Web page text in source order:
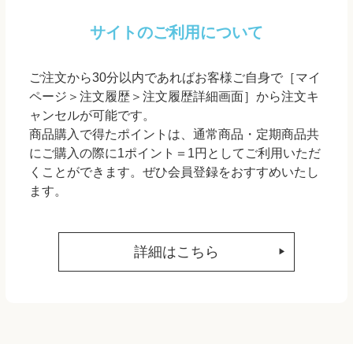
サイトのご利用について
ご注文から30分以内であればお客様ご自身で［マイ
ページ＞注文履歴＞注文履歴詳細画面］から注文キ
ャンセルが可能です。
商品購入で得たポイントは、通常商品・定期商品共
にご購入の際に1ポイント＝1円としてご利用いただ
くことができます。ぜひ会員登録をおすすめいたし
ます。
詳細はこちら